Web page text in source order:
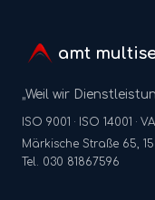
amt
„Weil wir
ISO 9001 · ISO 14001 ·
Märkische Straße 65,
Tel. 030 81867596